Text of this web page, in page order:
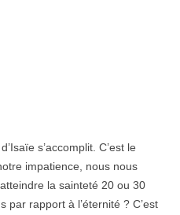
s’accomplit. C’est le
impatience, nous nous
la sainteté 20 ou 30
par rapport à l’éternité ? C’est